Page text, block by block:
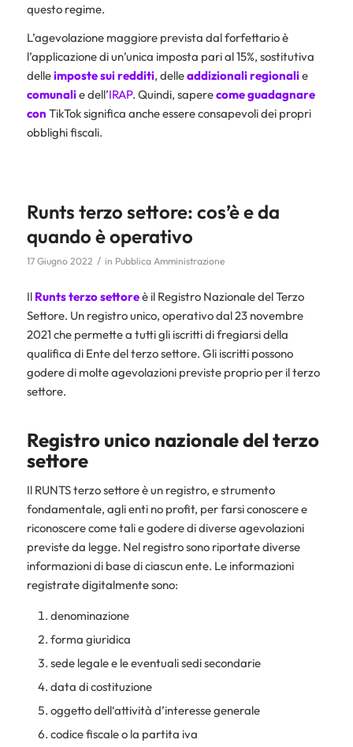
questo regime.
L’agevolazione maggiore prevista dal forfettario è
l’applicazione di un’unica imposta pari al 15%, sostitutiva
delleimposte sui redditi, delleaddizionali regionalie
comunalie dell’IRAP. Quindi, saperecome guadagnare
con TikTok significa anche essere consapevoli dei propri
obblighi fiscali.
Runts terzo settore: cos’è e da
quando è operativo
17 Giugno 2022 / in Pubblica Amministrazione
Il Runtsterzo settoreè il Registro Nazionale del Terzo
Settore. Un registro unico, operativo dal 23 novembre
2021 che permette a tutti gli iscritti di fregiarsi della
qualifica di Ente del terzo settore. Gli iscritti possono
godere di molte agevolazioni previste proprio per il terzo
settore.
Registro unico nazionale del terzo
settore
Il RUNTS terzo settore è un registro, e strumento
fondamentale, agli enti no profit, per farsi conoscere e
riconoscere come tali e godere di diverse agevolazioni
previste da legge. Nel registro sono riportate diverse
informazioni di base di ciascun ente. Le informazioni
registrate digitalmente sono:
denominazione
forma giuridica
sede legale e le eventuali sedi secondarie
data di costituzione
oggetto dell‘attività d’interesse generale
codice fiscale o la partita iva